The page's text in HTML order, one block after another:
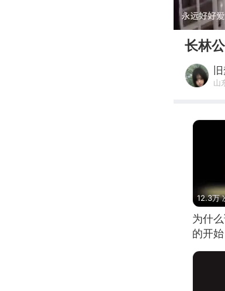
00:00
长林
山
12.3万
为什
的开始